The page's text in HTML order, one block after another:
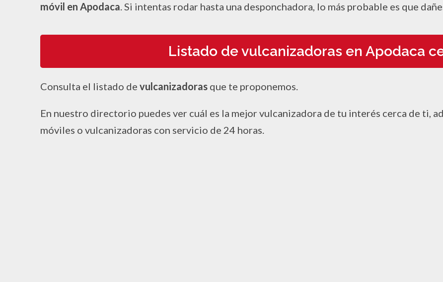
móvil en Apodaca. Si intentas rodar hasta una desponchadora, lo más probable es que
Listado de vulcanizadoras en Apodaca
Consulta el listado de vulcanizadoras que te proponemos.
En nuestro directorio puedes ver cuál es la mejor vulcanizadora de tu interés cerca de ti,
móviles o vulcanizadoras con servicio de 24 horas.